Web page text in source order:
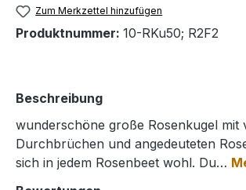
Zum Merkzettel hinzufügen
Produktnummer: 10-RKu50; R2F2
Beschreibung
wunderschöne große Rosenkugel mit
Durchbrüchen und angedeuteten
sich in jedem Rosenbeet wohl. Du…